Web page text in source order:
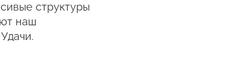
структуры
наш